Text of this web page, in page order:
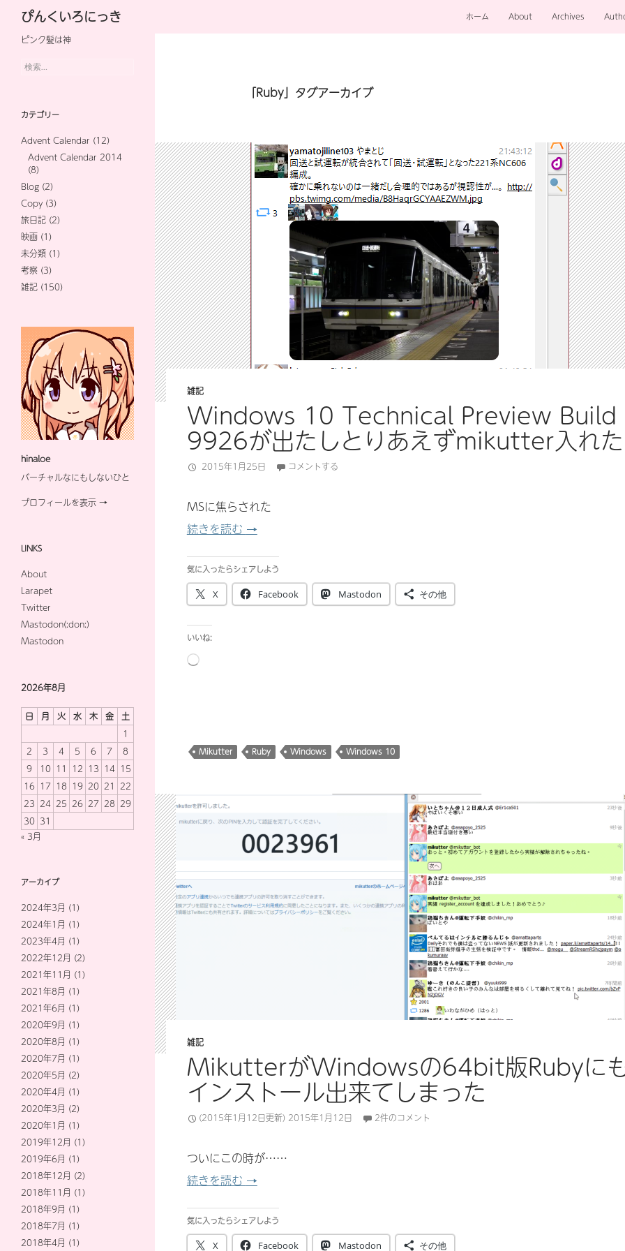
ぴんくいろにっき ホーム About Archives
「Ruby」タグアーカイブ
雑記
Windows 10 Technical Preview Build
9926が出たしとりあえずmikutter入れた
2015年1月25日 コメントする
MSに焦らされた
続きを読む Windows 10 Technical Preview Build 9926が出たしとりあえず
→
気に入ったらシェアしよう
X Facebook Mastodon その他
いいね:
読
Mikutter Ruby Windows Windows 10
雑記
MikutterがWindowsの64bit版Rubyに
インストール出来てしまった
(2015年1月12日更新) 2015年1月12日 2件のコメント
ついにこの時が……
続きを読む MikutterがWindowsの64bit版Rubyにもインストール出来てしまった
→
気に入ったらシェアしよう
X Facebook Mastodon その他
ピンク髪は神
検
カテゴリー
Advent Calendar (12)
Advent Calendar 2014
(8)
Blog (2)
Copy (3)
旅日記 (2)
映画 (1)
未分類 (1)
考察 (3)
雑記 (150)
hinaloe
バーチャルなにもしないひと
プロフィールを表示 →
LINKS
About
Larapet
Twitter
Mastodon(:don:)
Mastodon
2026年8月
日 月 火 水 木 金
土
1
2
3 4 5 6 7
8
9
10 11 12 13 14 15
16 17 18 19 20 21 22
23 24 25 26 27 28 29
30 31
« 3月
アーカイブ
2024年3月 (1)
2024年1月 (1)
2023年4月 (1)
2022年12月 (2)
2021年11月 (1)
2021年8月 (1)
2021年6月 (1)
2020年9月 (1)
2020年8月 (1)
2020年7月 (1)
2020年5月 (2)
2020年4月 (1)
2020年3月 (2)
2020年1月 (1)
2019年12月 (1)
2019年6月 (1)
2018年12月 (2)
2018年11月 (1)
2018年9月 (1)
2018年7月 (1)
2018年4月 (1)